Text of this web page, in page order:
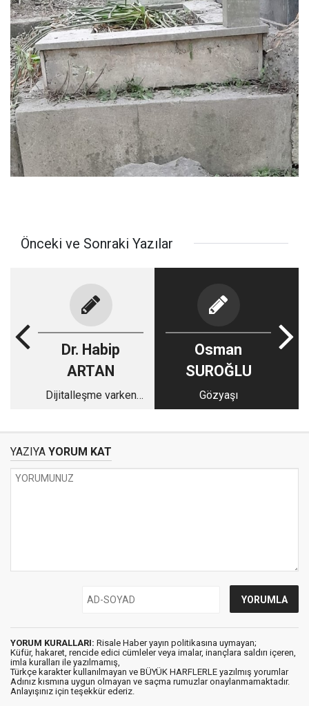
Önceki ve Sonraki Yazılar
Dr. Habip
ARTAN
Dijitalleşme varken
Osman
SUROĞLU
Gözyaşı
YAZIYA YORUM KAT
YORUM KURALLARI: Risale Haber yayın politikasına uymayan;
Küfür, hakaret, rencide edici cümleler veya imalar, inançlara saldırı içeren,
imla kuralları ile yazılmamış,
Türkçe karakter kullanılmayan ve BÜYÜK HARFLERLE yazılmış yorumlar
Adınız kısmına uygun olmayan ve saçma rumuzlar onaylanmamaktadır.
Anlayışınız için teşekkür ederiz.